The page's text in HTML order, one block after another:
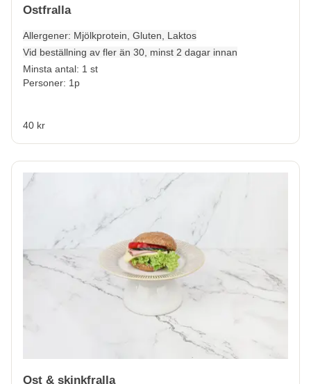
Ostfralla
Allergener: Mjölkprotein, Gluten, Laktos
Vid beställning av fler än 30, minst 2 dagar innan
Minsta antal: 1 st
Personer: 1p
40 kr
Ost & skinkfralla